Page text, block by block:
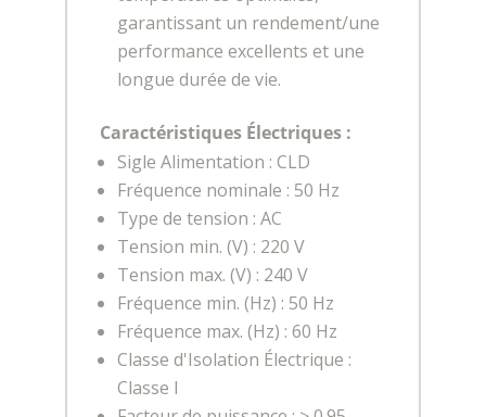
garantissant un rendement/une
performance excellents et une
longue durée de vie.
Caractéristiques Électriques :
Sigle Alimentation : CLD
Fréquence nominale : 50 Hz
Type de tension : AC
Tension min. (V) : 220 V
Tension max. (V) : 240 V
Fréquence min. (Hz) : 50 Hz
Fréquence max. (Hz) : 60 Hz
Classe d'Isolation Électrique :
Classe I